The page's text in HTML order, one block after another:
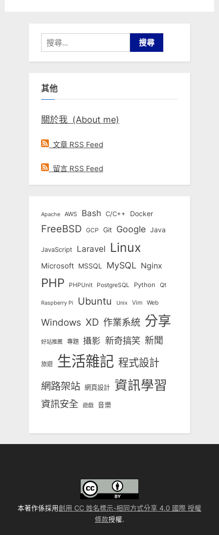
搜
尋
關
字:
其他
關於我 (About me)
文章 RSS Feed
留言 RSS Feed
Apache AWS Bash C/C++ Docker
FreeBSD GCP Git Google Java
JavaScript Laravel Linux
Microsoft MSSQL MySQL Nginx
PHP PHPUnit PostgreSQL Python Qt
Raspberry Pi Ubuntu Unix Vim Web
Windows XD 作業系統 分享
好站推薦 專題 攝影 新奇搞笑 新聞
旅遊 生活雜記 程式設計
網路架站 網頁設計 資訊學習
資訊安全 遊戲 音樂
本著作係採用創用 CC 姓名標示-相同方式分享 4.0 國際 授權
條款授權.